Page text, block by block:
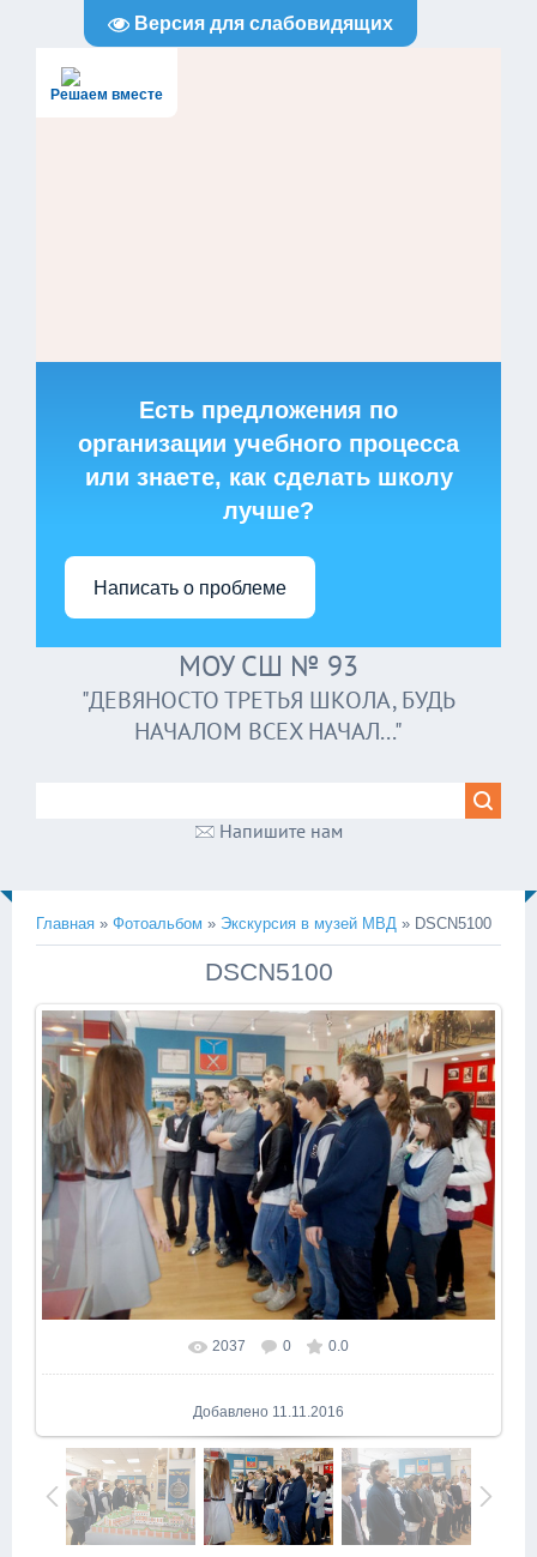
Версия для слабовидящих
Решаем вместе
Есть предложения по
организации учебного процесса
или знаете, как сделать школу
лучше?
Написать о проблеме
МОУ СШ № 93
"ДЕВЯНОСТО ТРЕТЬЯ ШКОЛА, БУДЬ
НАЧАЛОМ ВСЕХ НАЧАЛ..."
Напишите нам
Главная » Фотоальбом » Экскурсия в музей МВД » DSCN5100
DSCN5100
В реальном размере 1024x699
2037 0 0.0
Добавлено 11.11.2016